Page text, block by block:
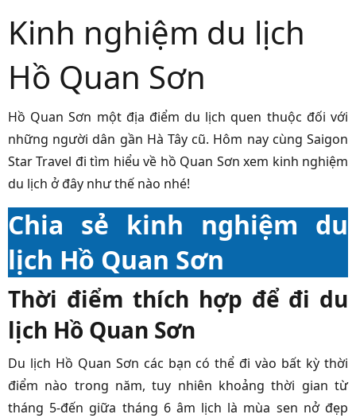
Kinh nghiệm du lịch
Hồ Quan Sơn
Hồ Quan Sơn một địa điểm du lịch quen thuộc đối với
những người dân gần Hà Tây cũ. Hôm nay cùng Saigon
Star Travel đi tìm hiểu về hồ Quan Sơn xem kinh nghiệm
du lịch ở đây như thế nào nhé!
Chia sẻ kinh nghiệm du
lịch Hồ Quan Sơn
Thời điểm thích hợp để đi du
lịch Hồ Quan Sơn
Du lịch Hồ Quan Sơn các bạn có thể đi vào bất kỳ thời
điểm nào trong năm, tuy nhiên khoảng thời gian từ
tháng 5-đến giữa tháng 6 âm lịch là mùa sen nở đẹp